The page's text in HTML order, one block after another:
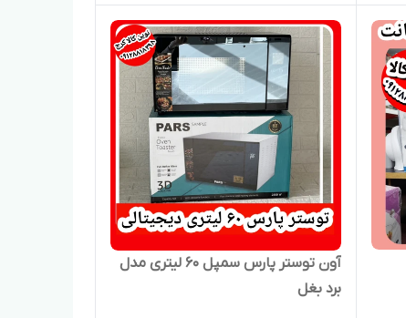
آون توستر پارس سمپل ۶۰ لیتری مدل
برد بغل